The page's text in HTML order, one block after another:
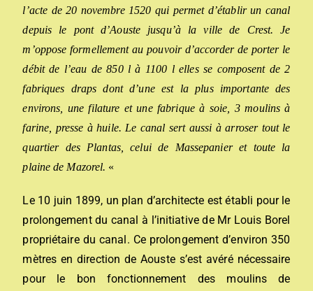
l’acte de 20 novembre 1520 qui permet d’établir un canal
depuis le pont d’Aouste jusqu’à la ville de Crest. Je
m’oppose formellement au pouvoir d’accorder de porter le
débit de l’eau de 850 l à 1100 l elles se composent de 2
fabriques draps dont d’une est la plus importante des
environs, une filature et une fabrique à soie, 3 moulins à
farine, presse à huile. Le canal sert aussi à arroser tout le
quartier des Plantas, celui de Massepanier et toute la
plaine de Mazorel. «
Le 10 juin 1899, un plan d’architecte est établi pour le
prolongement du canal à l’initiative de Mr Louis Borel
propriétaire du canal. Ce prolongement d’environ 350
mètres en direction de Aouste s’est avéré nécessaire
pour le bon fonctionnement des moulins de